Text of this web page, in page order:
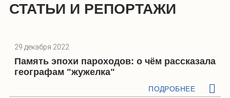
СТАТЬИ И РЕПОРТАЖИ
29 декабря 2022
Память эпохи пароходов: о чём рассказала
географам "жужелка"
ПОДРОБНЕЕ